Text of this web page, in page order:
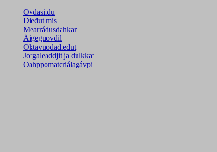
Ovdasiidu
Dieđut mis
Mearrádusdahkan
Áigeguovdil
Oktavuođadieđut
Jorgaleaddjit ja dulkkat
Oahppomateriálagávpi